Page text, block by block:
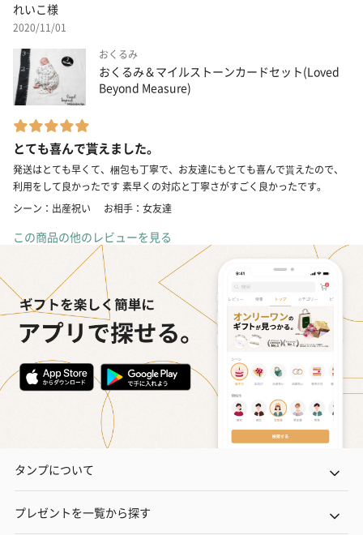
れいこ様
2020/11/01
おくるみ
おくるみ＆マイルストーンカードセット(Loved
Beyond Measure)
とても喜んで貰えました。
発送はとても早くて、梱包も丁寧で、お友達にもとても喜んで貰えたので、
利用をして良かったです 素早くの対応と丁寧さがすごく良かったです。
シーン：出産祝い
お相手：女友達
この商品の他のレビューを見る
タンプについて
プレゼントを一覧から探す